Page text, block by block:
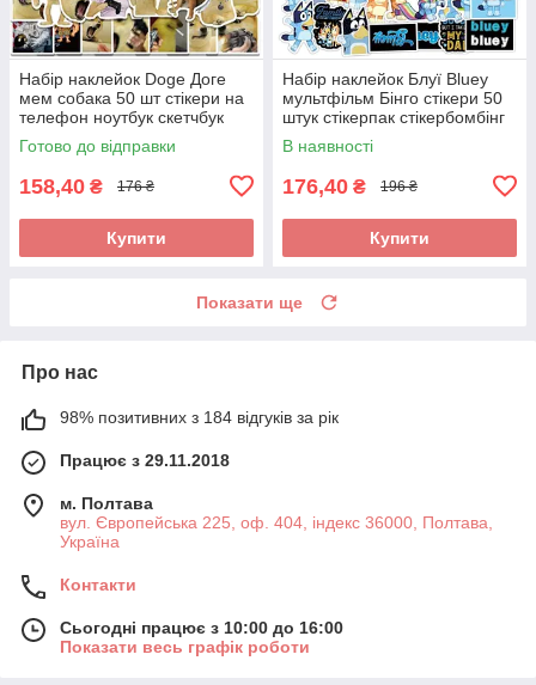
Набір наклейок Doge Доге
мем собака 50 шт стікери на
телефон ноутбук скетчбук
Готово до відправки
158,40 ₴ 176 ₴
Купити
Набір наклейок Блуї Bluey
мультфільм Бінго стікери 50
штук стікерпак стікербомбінг
на ноутбук самкат гаджети
В наявності
176,40 ₴ 196 ₴
Купити
Показати ще
Про нас
98% позитивних з 184 відгуків за рік
Працює з 29.11.2018
м. Полтава
вул. Європейська 225, оф. 404, індекс 36000, Полтава,
Україна
Контакти
Сьогодні працює з 10:00 до 16:00
Показати весь графік роботи